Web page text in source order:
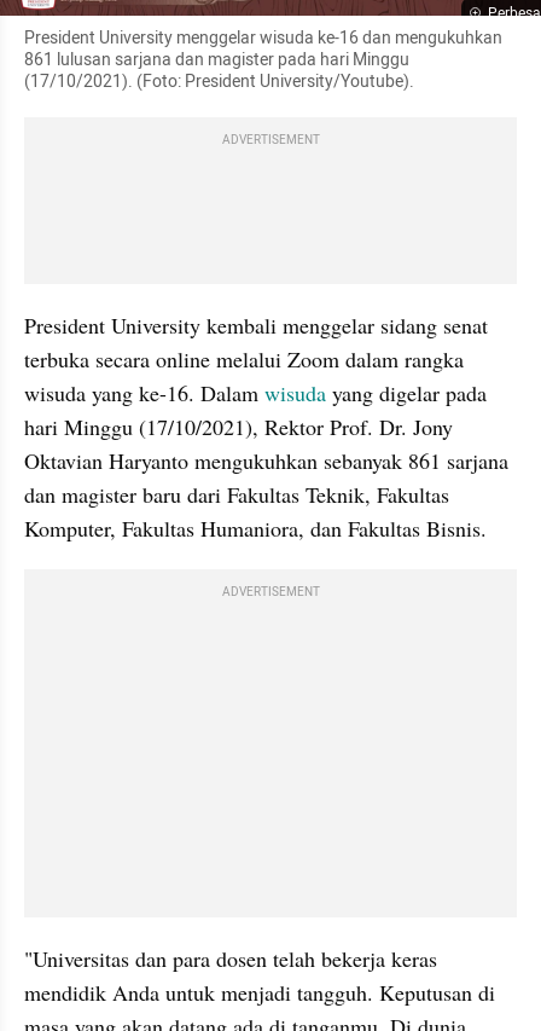
President University menggelar wisuda ke-16 dan mengukuhkan
861 lulusan sarjana dan magister pada hari Minggu
(17/10/2021). (Foto: President University/Youtube).
ADVERTISEMENT
President University kembali menggelar sidang senat
terbuka secara online melalui Zoom dalam rangka
wisuda yang ke-16. Dalam wisuda yang digelar pada
hari Minggu (17/10/2021), Rektor Prof. Dr. Jony
Oktavian Haryanto mengukuhkan sebanyak 861 sarjana
dan magister baru dari Fakultas Teknik, Fakultas
Komputer, Fakultas Humaniora, dan Fakultas Bisnis.
ADVERTISEMENT
"Universitas dan para dosen telah bekerja keras
mendidik Anda untuk menjadi tangguh. Keputusan di